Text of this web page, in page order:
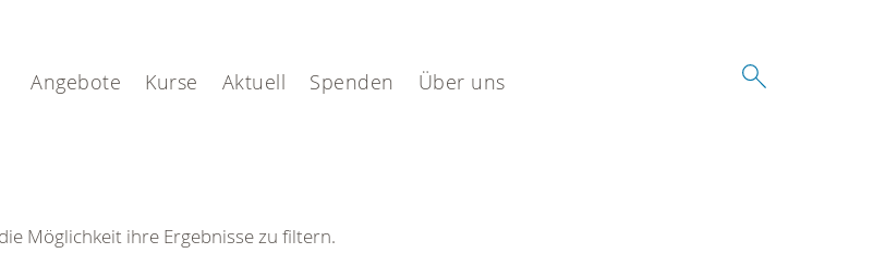
Angebote Kurse Aktuell Spenden Über uns
Möglichkeit ihre Ergebnisse zu filtern.